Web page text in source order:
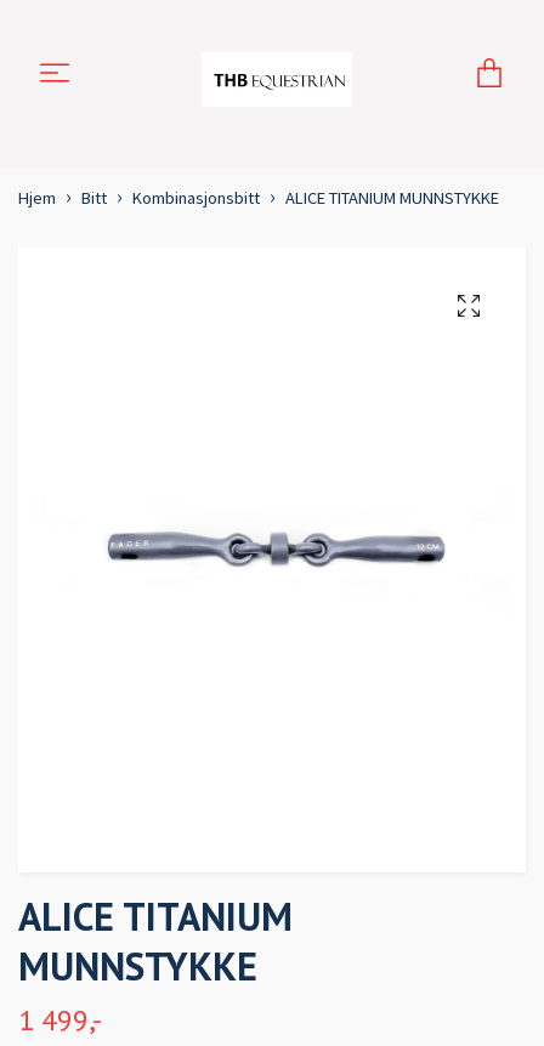
Hjem Bitt Kombinasjonsbitt ALICE TITANIUM MUNNSTYKKE
ALICE TITANIUM
MUNNSTYKKE
1 499,-